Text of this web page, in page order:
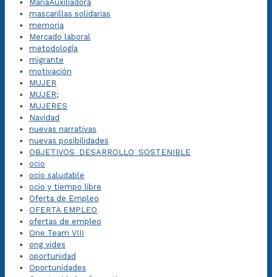
MariaAuxiliadora
mascarillas solidarias
memoria
Mercado laboral
metodología
migrante
motivación
MUJER
MUJER;
MUJERES
Navidad
nuevas narrativas
nuevas posibilidades
OBJETIVOS_DESARROLLO_SOSTENIBLE
ocio
ocio saludable
ocio y tiempo libre
Oferta de Empleo
OFERTA EMPLEO
ofertas de empleo
One Team VIII
ong vides
oportunidad
Oportunidades